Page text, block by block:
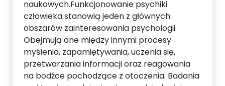
naukowych.Funkcjonowanie psychiki
człowieka stanowią jeden z głównych
obszarów zainteresowania psychologii.
Obejmują one między innymi procesy
myślenia, zapamiętywania, uczenia się,
przetwarzania informacji oraz reagowania
na bodźce pochodzące z otoczenia. Badania